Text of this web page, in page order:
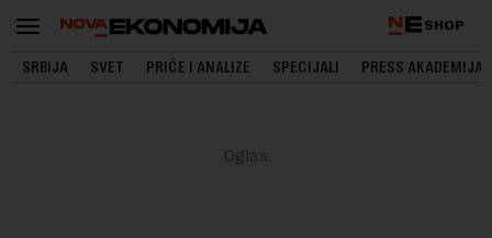
SHOP
SRBIJA SVET PRIČE I ANALIZE SPECIJALI PRESS AKADEMIJA